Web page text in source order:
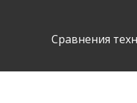
Сравнения